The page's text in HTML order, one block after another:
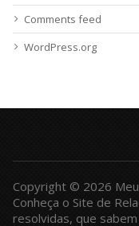
Comments feed
WordPress.org
Copyright © 2026
Conheça o Site de
resolvidas, que